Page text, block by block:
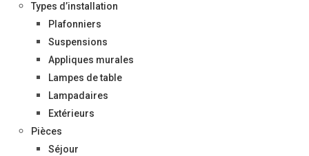
Types d’installation
Plafonniers
Suspensions
Appliques murales
Lampes de table
Lampadaires
Extérieurs
Pièces
Séjour